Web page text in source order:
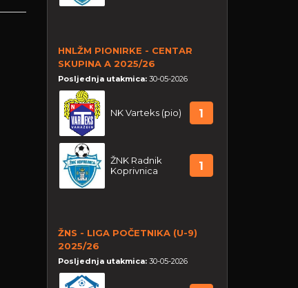
HNLŽM PIONIRKE - CENTAR
SKUPINA A 2025/26
Posljednja utakmica: 30-05-2026
NK Varteks (pio) 1
ŽNK Radnik
Koprivnica
1
ŽNS - LIGA POČETNIKA (U-9)
2025/26
Posljednja utakmica: 30-05-2026